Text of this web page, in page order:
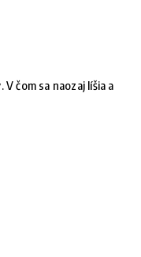
čom sa naozaj líšia a